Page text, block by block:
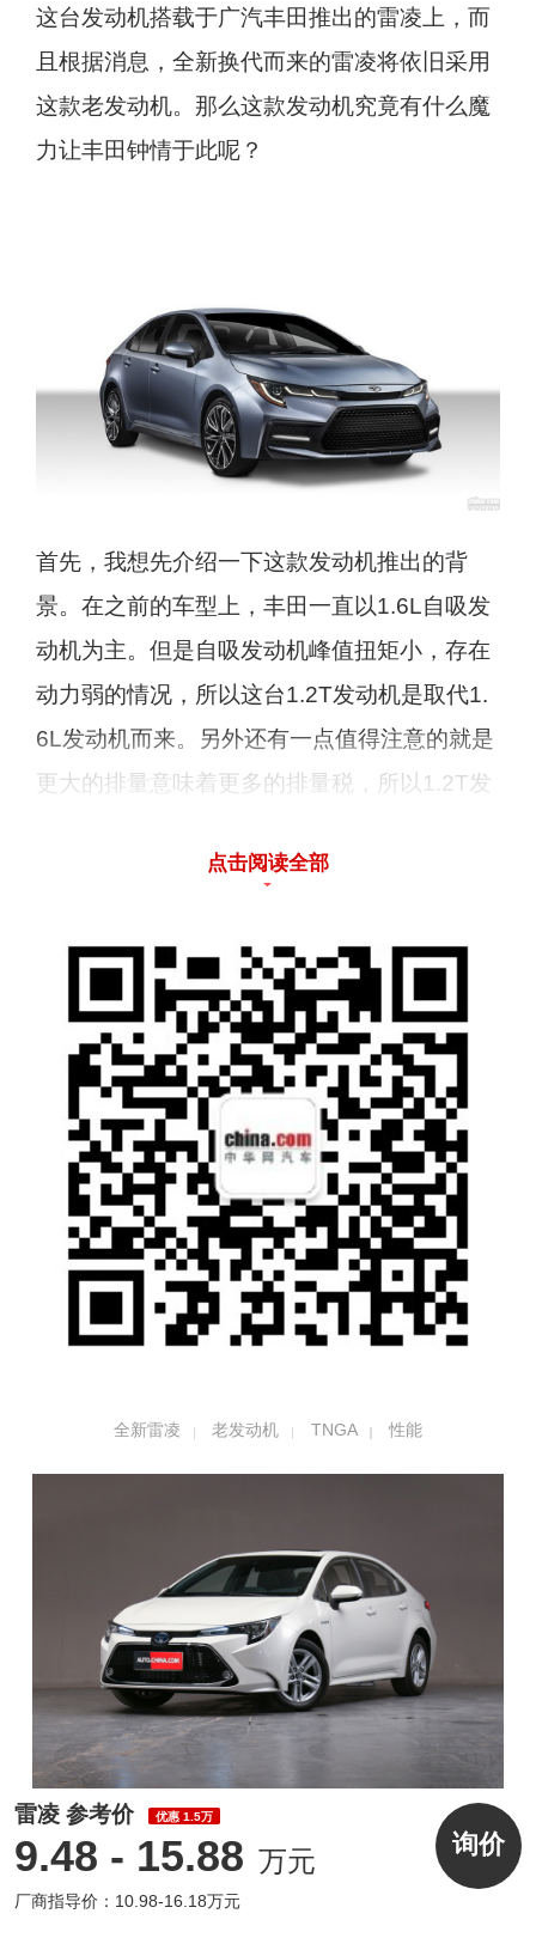
这台发动机搭载于广汽丰田推出的雷凌上，而
且根据消息，全新换代而来的雷凌将依旧采用
这款老发动机。那么这款发动机究竟有什么魔
力让丰田钟情于此呢？
首先，我想先介绍一下这款发动机推出的背
景。在之前的车型上，丰田一直以1.6L自吸发
动机为主。但是自吸发动机峰值扭矩小，存在
动力弱的情况，所以这台1.2T发动机是取代1.
6L发动机而来。另外还有一点值得注意的就是
更大的排量意味着更多的排量税，所以1.2T发
森循环，这也是近些年来丰田广为宣传的噱
头。目前市面上大多数发动机都是采用传统的
奥拓循环，其结构相对来说简单，工作方式稳
定。相对而言，阿特金森循环的热效率更高，
从而节省燃油。
实际上，阿特金森循环是一种高压缩比，长膨
荷经济性。通过缩短压缩行程，延长做工行
程，实现压缩比<膨胀比，从而有效提升燃油
能量使用效率。
点击阅读全部
全新雷凌 老发动机 TNGA 性能
雷凌 参考价 优惠 1.5万
9.48 - 15.88 万元
厂商指导价：10.98-16.18万元
询价